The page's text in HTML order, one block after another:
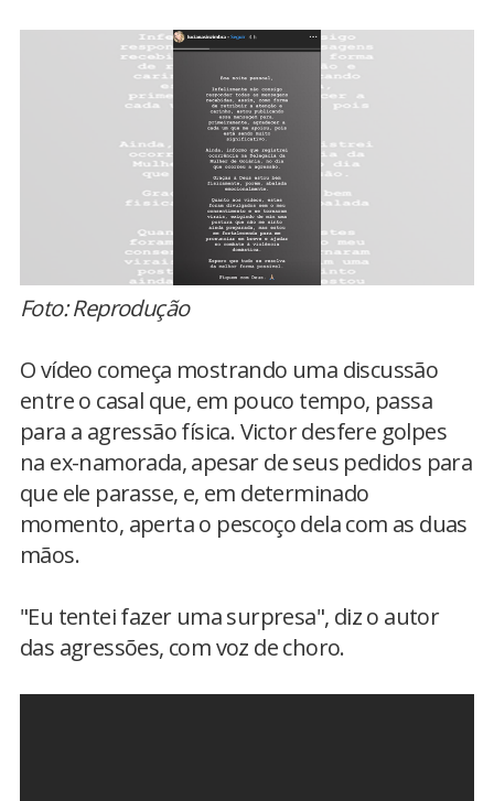
Foto: Reprodução
O vídeo começa mostrando uma discussão
entre o casal que, em pouco tempo, passa
para a agressão física. Victor desfere golpes
na ex-namorada, apesar de seus pedidos para
que ele parasse, e, em determinado
momento, aperta o pescoço dela com as duas
mãos.
"Eu tentei fazer uma surpresa", diz o autor
das agressões, com voz de choro.